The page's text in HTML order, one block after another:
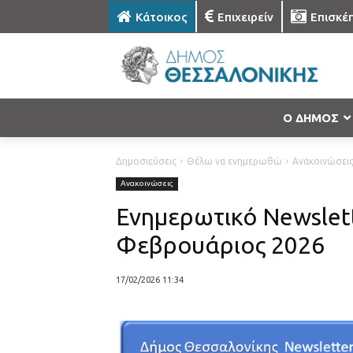
Κάτοικος Επιχειρείν
Ο ΔΗΜΟΣ
Δημοσιεύσεις Θέλω να ενημερωθώ Ανακοινώσεις
Ανακοινώσεις
Ενημερωτικό
Φεβρουάριος 2026
17/02/2026 11:34